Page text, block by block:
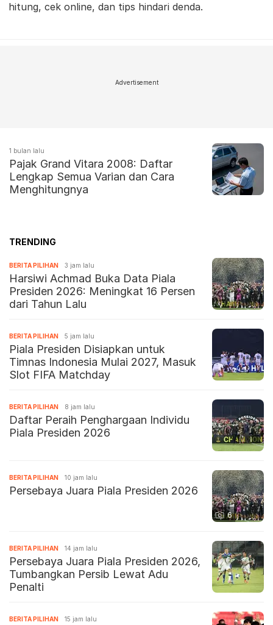
hitung, cek online, dan tips hindari denda.
Advertisement
1 bulan lalu
Pajak Grand Vitara 2008: Daftar
Lengkap Semua Varian dan Cara
Menghitungnya
TRENDING
BERITA PILIHAN 3 jam lalu
Harsiwi Achmad Buka Data Piala
Presiden 2026: Meningkat 16 Persen
dari Tahun Lalu
BERITA PILIHAN 5 jam lalu
Piala Presiden Disiapkan untuk
Timnas Indonesia Mulai 2027, Masuk
Slot FIFA Matchday
BERITA PILIHAN 8 jam lalu
Daftar Peraih Penghargaan Individu
Piala Presiden 2026
6
BERITA PILIHAN 10 jam lalu
Persebaya Juara Piala Presiden 2026
BERITA PILIHAN 14 jam lalu
Persebaya Juara Piala Presiden 2026,
Tumbangkan Persib Lewat Adu
Penalti
BERITA PILIHAN 15 jam lalu